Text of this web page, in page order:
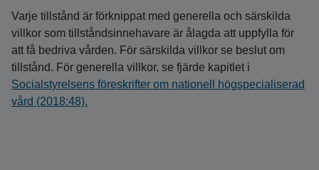
Varje tillstånd är förknippat med generella och särskilda
villkor som tillståndsinnehavare är ålagda att uppfylla för
att få bedriva vården. För särskilda villkor se beslut om
tillstånd. För generella villkor, se fjärde kapitlet i
Socialstyrelsens föreskrifter om nationell högspecialiserad
vård (2018:48).